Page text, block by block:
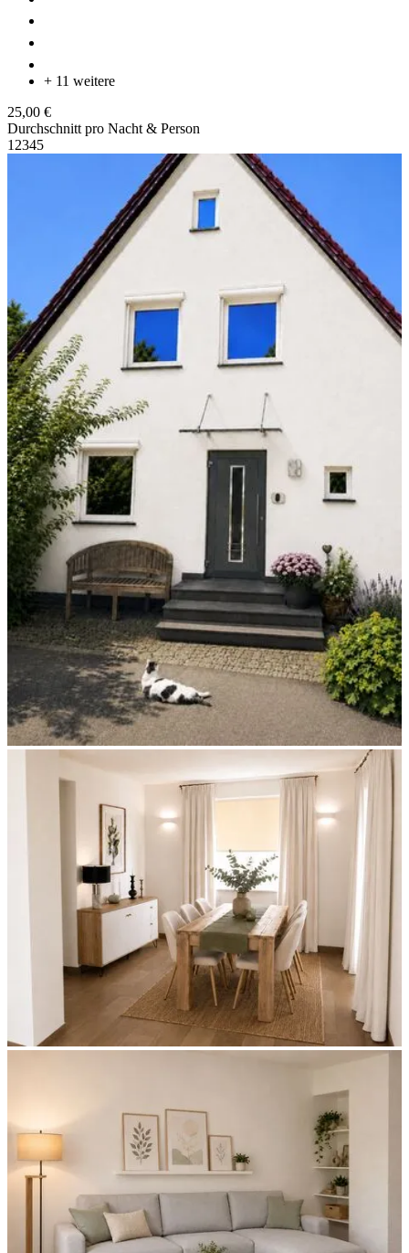
+ 11 weitere
25,00 €
Durchschnitt pro Nacht & Person
1 2345